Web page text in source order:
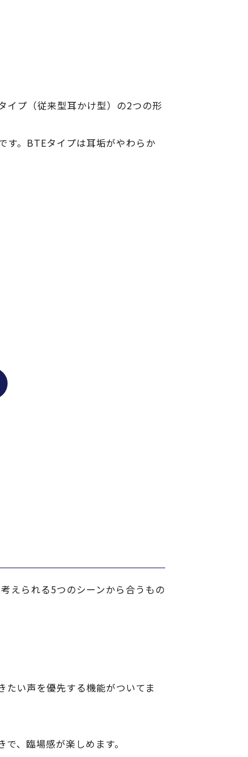
イプ（従来型耳かけ型）の2つの形
す。BTEタイプは耳垢がやわらか
えられる5つのシーンから合うもの
い声を優先する機能がついてま
、臨場感が楽しめます。